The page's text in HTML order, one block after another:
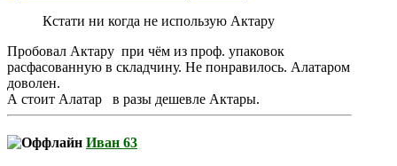
Кстати ни когда не использую Актару
Пробовал Актару при чём из проф. упаковок
расфасованную в складчину. Не понравилось. Алатаром
доволен.
А стоит Алатар в разы дешевле Актары.
Иван 63